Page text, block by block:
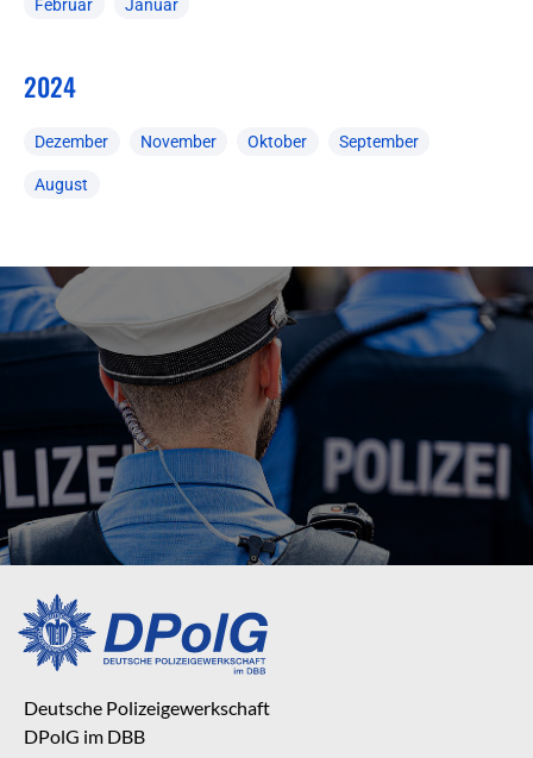
Februar Januar
2024
Dezember November Oktober September
August
Deutsche Polizeigewerkschaft
DPolG im DBB